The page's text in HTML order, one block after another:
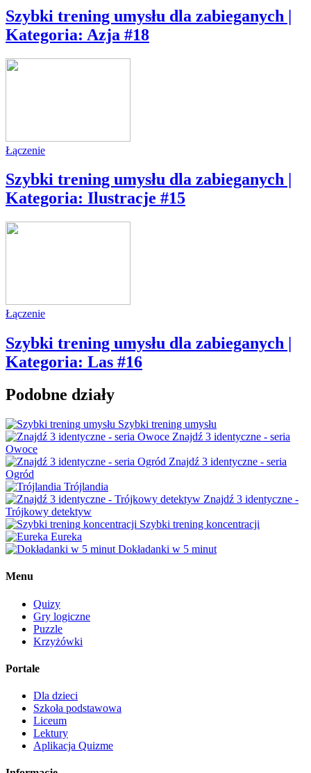
Szybki trening umysłu dla zabieganych |
Kategoria: Azja #18
Łączenie
Szybki trening umysłu dla zabieganych |
Kategoria: Ilustracje #15
Łączenie
Szybki trening umysłu dla zabieganych |
Kategoria: Las #16
Podobne działy
Szybki trening umysłu
Znajdź 3 identyczne - seria
Owoce
Znajdź 3 identyczne - seria
Ogród
Trójlandia
Znajdź 3 identyczne -
Trójkowy detektyw
Szybki trening koncentracji
Eureka
Dokładanki w 5 minut
Menu
Quizy
Gry logiczne
Puzzle
Krzyżówki
Portale
Dla dzieci
Szkoła podstawowa
Liceum
Lektury
Aplikacja Quizme